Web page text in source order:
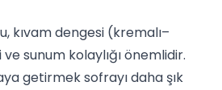
kıvam dengesi (kremalı–
sunum kolaylığı önemlidir.
getirmek sofrayı daha şık